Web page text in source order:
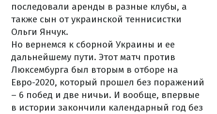
последовали аренды в разные клубы, а
также сын от украинской теннисистки
Ольги Янчук.
Но вернемся к сборной Украины и ее
дальнейшему пути. Этот матч против
Люксембурга был вторым в отборе на
Евро-2020, который прошел без поражений
– 6 побед и две ничьи. И вообще, впервые
в истории закончили календарный год без